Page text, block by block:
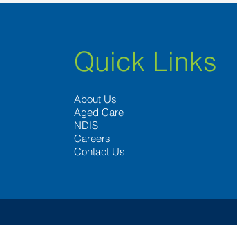
Quick Links
About Us
Aged Care
NDIS
Careers
Contact Us